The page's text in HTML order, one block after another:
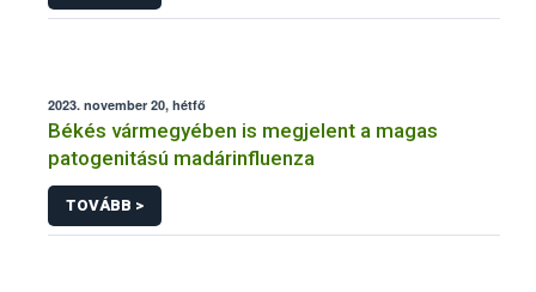
2023. november 20, hétfő
Békés vármegyében is megjelent a magas
patogenitású madárinfluenza
TOVÁBB >